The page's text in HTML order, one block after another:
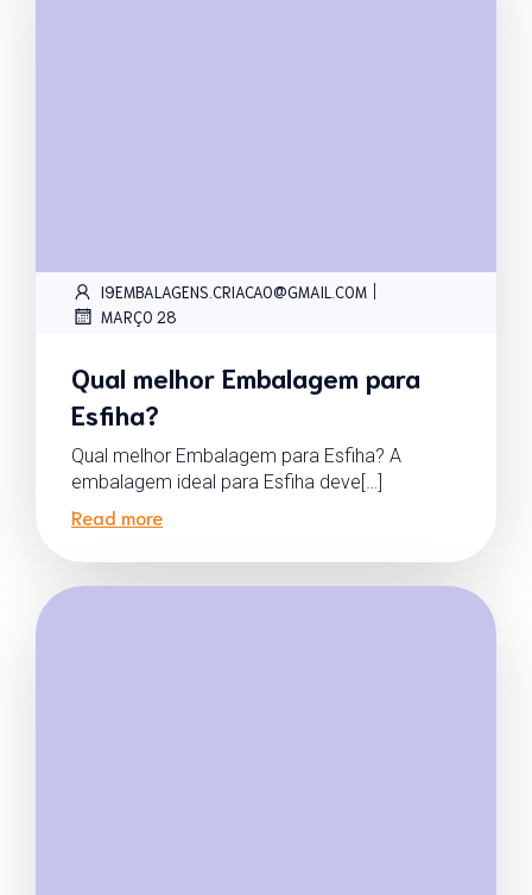
I9EMBALAGENS.CRIACAO@GMAIL.COM |
MARÇO 28
Qual melhor Embalagem para
Esfiha?
Qual melhor Embalagem para Esfiha? A
embalagem ideal para Esfiha deve[…]
Read more